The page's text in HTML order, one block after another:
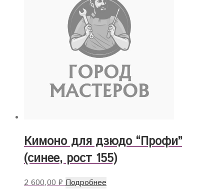
Кимоно для дзюдо “Профи”
(синее, рост 155)
2 600,00₽ Подробнее